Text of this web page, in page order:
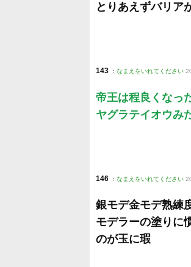
とりあえずバリア
143 : なまえをいれてください
帝王は程良くなっ
ヤグラテイオウみ
146 : なまえをいれてください
銀モデ金モデ熟練
モデラーの塗りに
のが玉に瑕